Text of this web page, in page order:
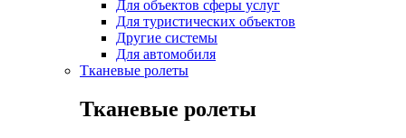
Для объектов сферы услуг
Для туристических объектов
Другие системы
Для автомобиля
Тканевые ролеты
Тканевые ролеты